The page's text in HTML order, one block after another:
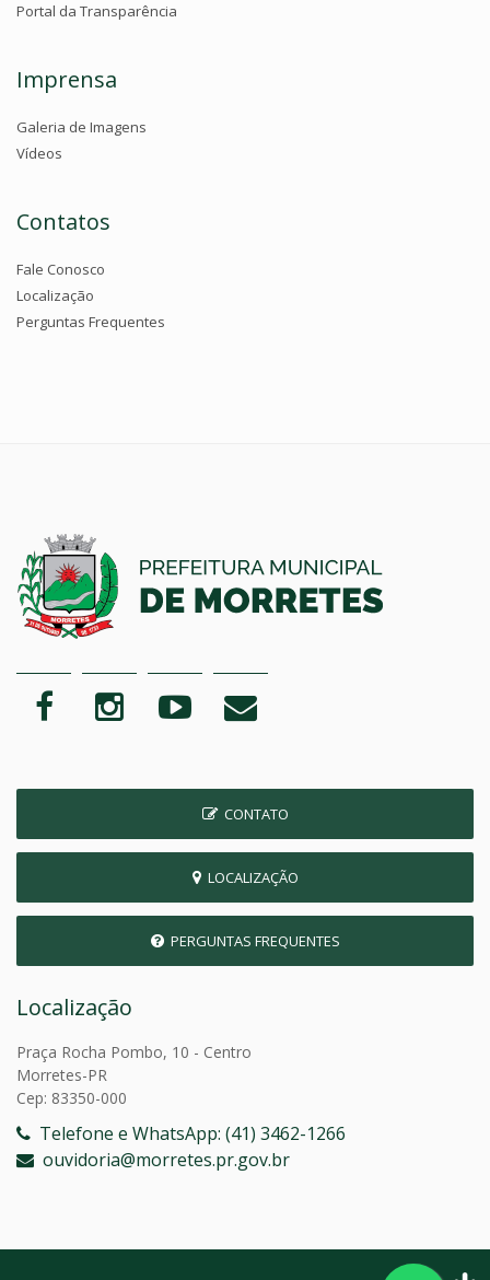
Portal da Transparência
Imprensa
Galeria de Imagens
Vídeos
Contatos
Fale Conosco
Localização
Perguntas Frequentes
CONTATO
LOCALIZAÇÃO
PERGUNTAS FREQUENTES
Localização
Praça Rocha Pombo, 10 - Centro
Morretes-PR
Cep: 83350-000
Telefone e WhatsApp: (41) 3462-1266
ouvidoria@morretes.pr.gov.br